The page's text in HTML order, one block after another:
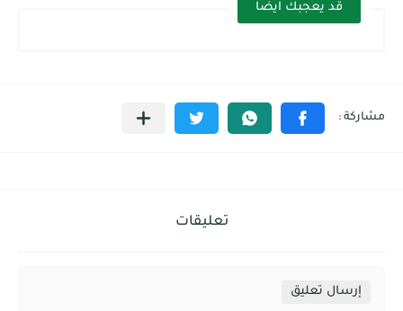
قد يعجبك ايضا
تعليقات
إرسال تعليق